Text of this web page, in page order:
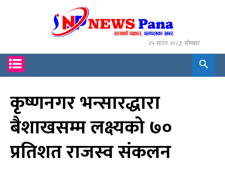
२५ साउन २०८३, सोमबार
कृष्णनगर भन्सारद्धारा
बैशाखसम्म लक्ष्यको ७०
प्रतिशत राजस्व संकलन